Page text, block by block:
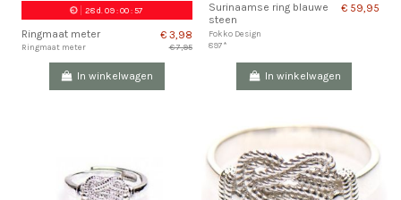
28d. 09:00:57
Ringmaat meter
Ringmaat meter
€ 3,98
€ 7,95
In winkelwagen
Surinaamse ring blauwe
steen
Fokko Design
897*
€ 59,95
In winkelwagen